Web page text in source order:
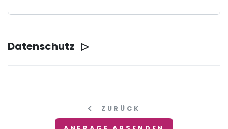
Datenschutz
ZURÜCK